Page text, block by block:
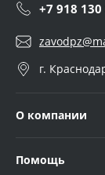
+7 918 130
г.
О компании
Помощь